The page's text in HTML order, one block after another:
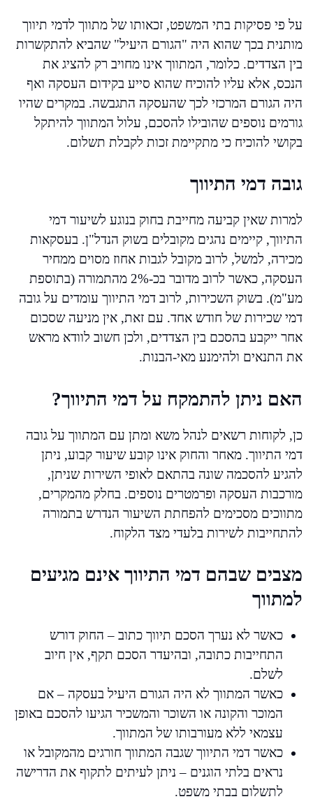
על פי פסיקות בתי המשפט, זכאותו של מתווך לדמי תיווך
מותנית בכך שהוא היה "הגורם היעיל" שהביא להתקשרות
בין הצדדים. כלומר, המתווך אינו מחויב רק להציג את
הנכס, אלא עליו להוכיח שהוא סייע בקידום העסקה ואף
היה הגורם המרכזי לכך שהעסקה התגבשה. במקרים שהיו
גורמים נוספים שהובילו להסכם, עלול המתווך להיתקל
בקושי להוכיח כי מתקיימת זכות לקבלת תשלום.
גובה דמי התיווך
למרות שאין קביעה מחייבת בחוק בנוגע לשיעור דמי
התיווך, קיימים נהגים מקובלים בשוק הנדל"ן. בעסקאות
מכירה, למשל, לרוב מקובל לגבות אחוז מסוים ממחיר
העסקה, כאשר לרוב מדובר בכ-2% מהתמורה (בתוספת
מע"מ). בשוק השכירות, לרוב דמי התיווך עומדים על גובה
דמי שכירות של חודש אחד. עם זאת, אין מניעה שסכום
אחר ייקבע בהסכם בין הצדדים, ולכן חשוב לוודא מראש
את התנאים ולהימנע מאי-הבנות.
האם ניתן להתמקח על דמי התיווך?
כן, לקוחות רשאים לנהל משא ומתן עם המתווך על גובה
דמי התיווך. מאחר והחוק אינו קובע שיעור קבוע, ניתן
להגיע להסכמה שונה בהתאם לאופי השירות שניתן,
מורכבות העסקה ופרמטרים נוספים. בחלק מהמקרים,
מתווכים מסכימים להפחתת השיעור הנדרש בתמורה
להתחייבות לשירות בלעדי מצד הלקוח.
מצבים שבהם דמי התיווך אינם מגיעים
למתווך
כאשר לא נערך הסכם תיווך כתוב – החוק דורש
התחייבות כתובה, ובהיעדר הסכם תקף, אין חיוב
לשלם.
כאשר המתווך לא היה הגורם היעיל בעסקה – אם
המוכר והקונה או השוכר והמשכיר הגיעו להסכם באופן
עצמאי ללא מעורבותו של המתווך.
כאשר דמי התיווך שגבה המתווך חורגים מהמקובל או
נראים בלתי הוגנים – ניתן לעיתים לתקוף את הדרישה
לתשלום בבתי משפט.